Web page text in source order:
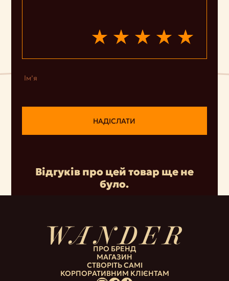
Відгуків про цей товар ще не
було.
Ім’я
НАДІСЛАТИ
ПРО БРЕНД
МАГАЗИН
СТВОРІТЬ САМІ
КОРПОРАТИВНИМ КЛІЄНТАМ